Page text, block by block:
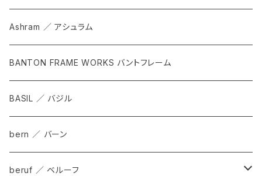
Ashram ／ アシュラム
BANTON FRAME WORKS バントフレーム
BASIL ／ バジル
bern ／ バーン
beruf ／ ベルーフ